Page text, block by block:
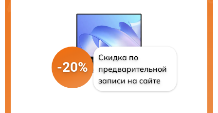
-20%
Скидка по
предварительной
записи на сайте